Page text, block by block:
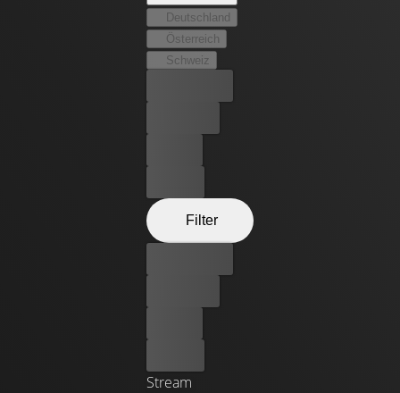
des Milliardärs und die spezifischen Fähigkeiten und
Kenntnisse des Geheimdienstagenten sind dabei eine
ausgezeichnete Kombination.
Deutschland
Österreich
Schweiz
Filter
Stream